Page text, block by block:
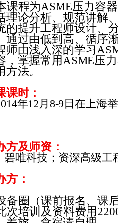
课程为ASME压力容
理论分析、规范讲解
的提升工程师设计、
通过由低到高、循序
师由浅入深的学习
，掌握常用ASME压
方法。
课时：
年12月 8-9 日在上海
方及师资：
碧唯科技；资深高级工
方：
圈（课前报名、课
次培训及资料费用